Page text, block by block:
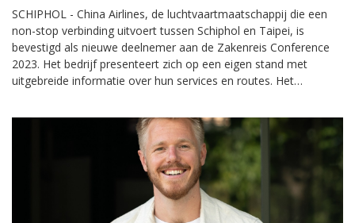
SCHIPHOL - China Airlines, de luchtvaartmaatschappij die een
non-stop verbinding uitvoert tussen Schiphol en Taipei, is
bevestigd als nieuwe deelnemer aan de Zakenreis Conference
2023. Het bedrijf presenteert zich op een eigen stand met
uitgebreide informatie over hun services en routes. Het
georganiseerd in het Van der Valk Hotel A4 bij Schiphol.